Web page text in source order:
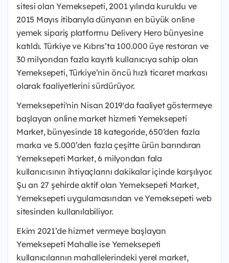
sitesi olan Yemeksepeti, 2001 yılında kuruldu ve
2015 Mayıs itibarıyla dünyanın en büyük online
yemek sipariş platformu Delivery Hero bünyesine
katıldı. Türkiye ve Kıbrıs’ta 100.000 üye restoran ve
30 milyondan fazla kayıtlı kullanıcıya sahip olan
Yemeksepeti, Türkiye’nin öncü hızlı ticaret markası
olarak faaliyetlerini sürdürüyor.
Yemeksepeti'nin Nisan 2019'da faaliyet göstermeye
başlayan online market hizmeti Yemeksepeti
Market, bünyesinde 18 kategoride, 650’den fazla
marka ve 5.000’den fazla çeşitte ürün barındıran
Yemeksepeti Market, 6 milyondan fala
kullanıcısının ihtiyaçlarını dakikalar içinde karşılıyor.
Şu an 27 şehirde aktif olan Yemeksepeti Market,
Yemeksepeti uygulamasından ve Yemeksepeti web
sitesinden kullanılabiliyor.
Ekim 2021’de hizmet vermeye başlayan
Yemeksepeti Mahalle ise Yemeksepeti
kullanıcılarının mahallelerindeki yerel market,